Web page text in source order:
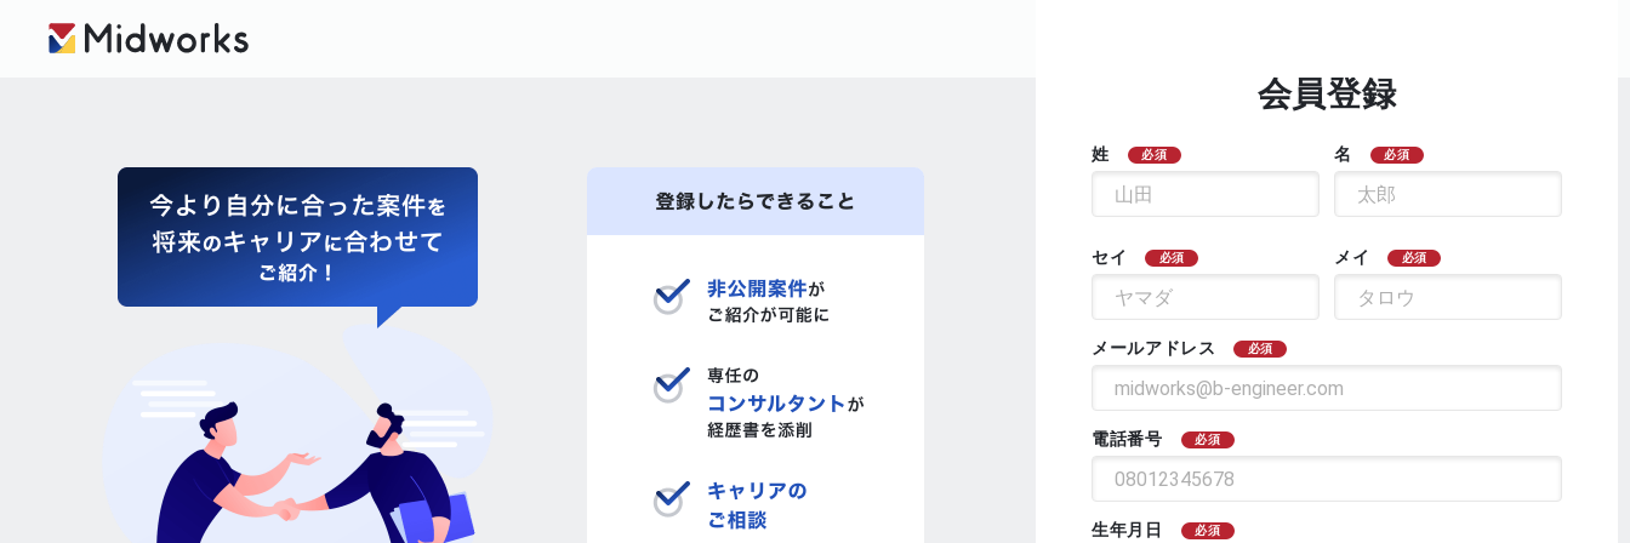
会員登録
姓 必須 名 必須
セイ 必須 メイ 必須
メールアドレス 必須
電話番号 必須
生年月日 必須